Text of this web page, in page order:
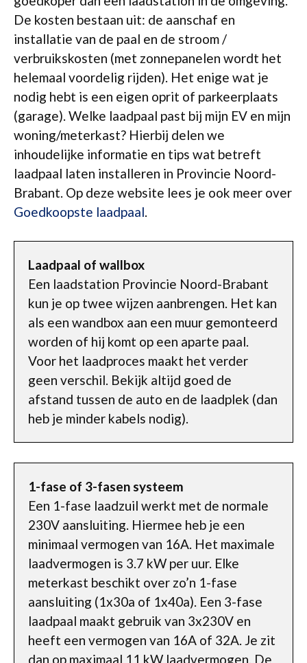
De kosten bestaan uit: de aanschaf en
installatie van de paal en de stroom /
verbruikskosten (met zonnepanelen wordt het
helemaal voordelig rijden). Het enige wat je
nodig hebt is een eigen oprit of parkeerplaats
(garage). Welke laadpaal past bij mijn EV en mijn
woning/meterkast? Hierbij delen we
inhoudelijke informatie en tips wat betreft
laadpaal laten installeren in Provincie Noord-
Brabant. Op deze website lees je ook meer over
Goedkoopste laadpaal
Laadpaal of wallbox
Een laadstation Provincie Noord-Brabant
kun je op twee wijzen aanbrengen. Het kan
als een wandbox aan een muur gemonteerd
worden of hij komt op een aparte paal.
Voor het laadproces maakt het verder
geen verschil. Bekijk altijd goed de
afstand tussen de auto en de laadplek (dan
heb je minder kabels nodig).
1-fase of 3-fasen systeem
Een 1-fase laadzuil werkt met de normale
230V aansluiting. Hiermee heb je een
minimaal vermogen van 16A. Het maximale
laadvermogen is 3.7 kW per uur. Elke
meterkast beschikt over zo’n 1-fase
aansluiting (1x30a of 1x40a). Een 3-fase
laadpaal maakt gebruik van 3x230V en
heeft een vermogen van 16A of 32A. Je zit
dan op maximaal 11 kW laadvermogen. De